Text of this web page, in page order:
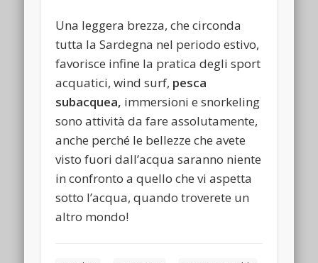
Una leggera brezza, che circonda
tutta la Sardegna nel periodo estivo,
favorisce infine la pratica degli sport
acquatici, wind surf, pesca
subacquea, immersioni e snorkeling
sono attività da fare assolutamente,
anche perché le bellezze che avete
visto fuori dall’acqua saranno niente
in confronto a quello che vi aspetta
sotto l’acqua, quando troverete un
altro mondo!